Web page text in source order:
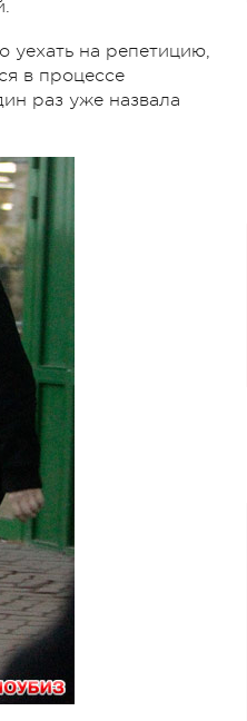
на репетицию,
в процессе
раз уже назвала